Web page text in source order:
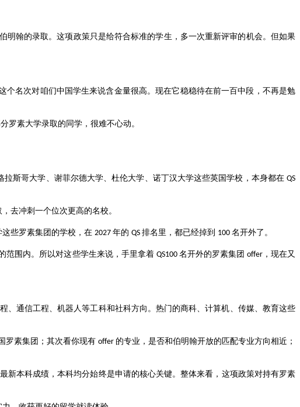
明翰的录取。这项政策只是给符合标准的学生，多一次重新评审的机会。但如果
个名次对咱们中国学生来说含金量很高。现在它稳稳待在前一百中段，不再是勉
罗素大学录取的同学，很难不心动。
斯哥大学、谢菲尔德大学、杜伦大学、诺丁汉大学这些英国学校，本身都在QS
去冲刺一个位次更高的名校。
些罗素集团的学校，在 2027 年的 QS 排名里，都已经掉到 100 名开外了。
范围内。所以对这些学生来说，手里拿着 QS100 名开外的罗素集团 offer，现在又
通信工程、机器人等工科和社科方向。热门的商科、计算机、传媒、教育这些
罗素集团；其次看你现有 offer 的专业，是否和伯明翰开放的匹配专业方向相近；
新本科成绩，本科均分始终是申请的核心关键。整体来看，这项政策对持有罗素